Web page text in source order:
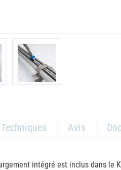
Avis
intégré est inclus dans le